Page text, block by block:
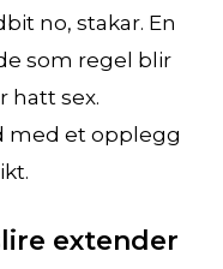
no, stakar. En
som regel blir
hatt sex.
med et opplegg
extender